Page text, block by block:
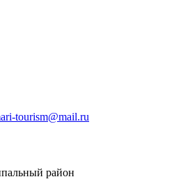
tourism@mail.ru